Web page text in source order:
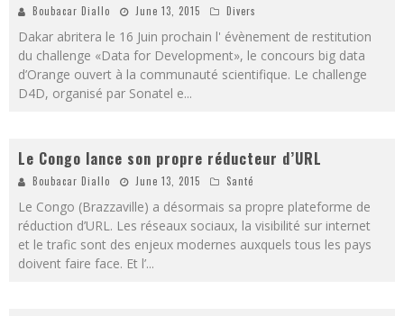
Boubacar Diallo June 13, 2015 Divers
Dakar abritera le 16 Juin prochain l' évènement de restitution
du challenge «Data for Development», le concours big data
d’Orange ouvert à la communauté scientifique. Le challenge
D4D, organisé par Sonatel e...
Le Congo lance son propre réducteur d’URL
Boubacar Diallo June 13, 2015 Santé
Le Congo (Brazzaville) a désormais sa propre plateforme de
réduction d’URL. Les réseaux sociaux, la visibilité sur internet
et le trafic sont des enjeux modernes auxquels tous les pays
doivent faire face. Et l’...